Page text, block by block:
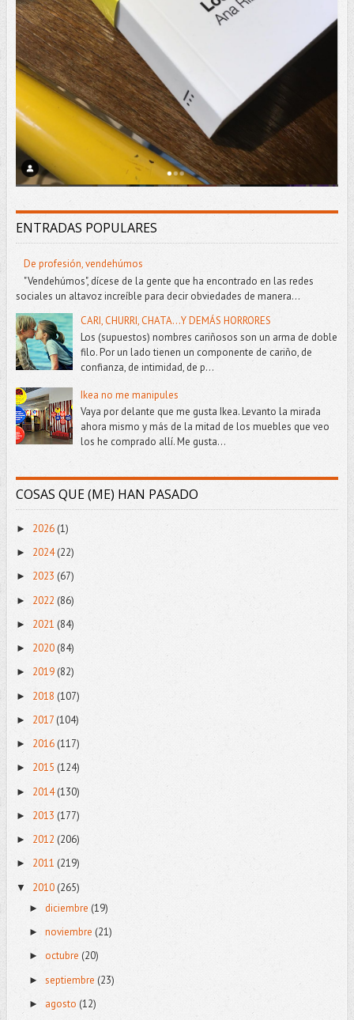
ENTRADAS POPULARES
De profesión, vendehúmos
"Vendehúmos", dícese de la gente que ha encontrado en las redes
sociales un altavoz increíble para decir obviedades de manera...
CARI, CHURRI, CHATA...Y DEMÁS HORRORES
Los (supuestos) nombres cariñosos son un arma de doble
filo. Por un lado tienen un componente de cariño, de
confianza, de intimidad, de p...
Ikea no me manipules
Vaya por delante que me gusta Ikea. Levanto la mirada
ahora mismo y más de la mitad de los muebles que veo
los he comprado allí. Me gusta...
COSAS QUE (ME) HAN PASADO
► 2026(1)
► 2024(22)
► 2023 (67)
► 2022 (86)
► 2021 (84)
► 2020 (84)
► 2019(82)
► 2018 (107)
► 2017(104)
► 2016 (117)
► 2015 (124)
► 2014(130)
► 2013 (177)
► 2012 (206)
► 2011 (219)
▼ 2010(265)
► diciembre (19)
► noviembre (21)
► octubre (20)
► septiembre (23)
► agosto (12)